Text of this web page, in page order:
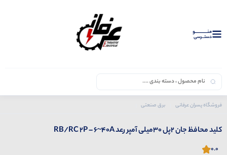
منــــــــــــو
دستــرسی
فروشگاه پسران عرفانی برق صنعتی
کلید محافظ جان 2پل 30میلی آمپر رعد RB/RC 2P – 6~40A
0.0